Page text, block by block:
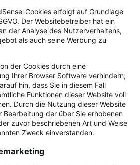
Cookies erfolgt auf Grundlage
Der Websitebetreiber hat ein
der Analyse des Nutzerverhaltens,
als auch seine Werbung zu
der Cookies durch eine
Ihrer Browser Software verhindern;
hin, dass Sie in diesem Fall
Funktionen dieser Website voll
Durch die Nutzung dieser Website
Bearbeitung der über Sie erhobenen
zuvor beschriebenen Art und Weise
Zweck einverstanden.